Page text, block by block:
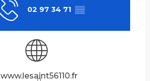
02 97 34 71 ▒▒
www.lesaint56110.fr